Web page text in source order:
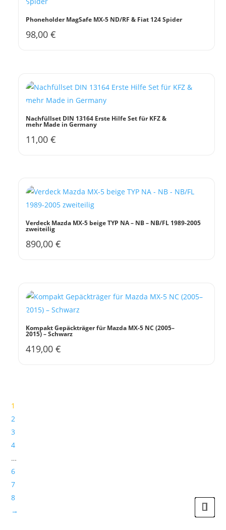
Phoneholder MagSafe MX-5 ND/RF & Fiat 124 Spider
98,00€
Nachfüllset DIN 13164 Erste Hilfe Set für KFZ &
mehr Made in Germany
11,00€
Verdeck Mazda MX-5 beige TYP NA – NB – NB/FL 1989-2005
zweiteilig
890,00€
Kompakt Gepäckträger für Mazda MX-5 NC (2005–
2015) – Schwarz
419,00€
1
2
3
4
…
6
7
8
→